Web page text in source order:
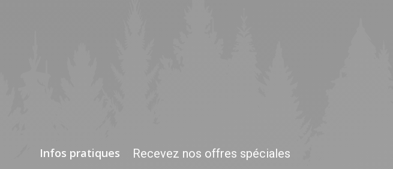
Infos pratiques Recevez nos offres spéciales